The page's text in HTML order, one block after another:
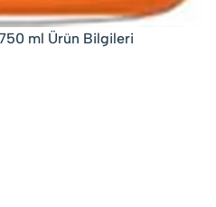
ml Ürün Bilgileri